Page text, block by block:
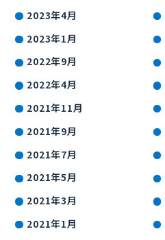
2023年4月
2023年1月
2022年9月
2022年4月
2021年11月
2021年9月
2021年7月
2021年5月
2021年3月
2021年1月